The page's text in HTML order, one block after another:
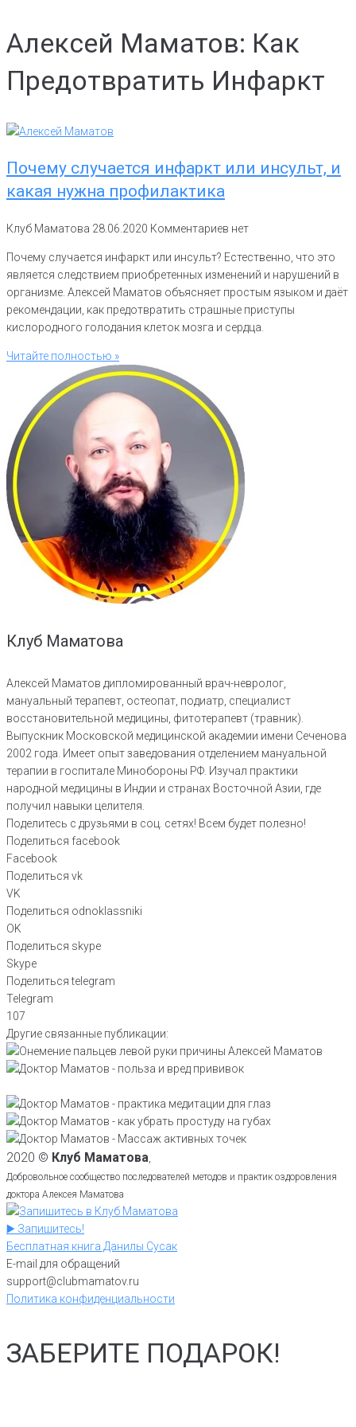
Алексей Маматов: Как
Предотвратить Инфаркт
Почему случается инфаркт или инсульт, и
какая нужна профилактика
Клуб Маматова 28.06.2020 Комментариев нет
Почему случается инфаркт или инсульт? Естественно, что это
является следствием приобретенных изменений и нарушений в
организме. Алексей Маматов объясняет простым языком и даёт
рекомендации, как предотвратить страшные приступы
кислородного голодания клеток мозга и сердца.
Читайте полностью »
Клуб Маматова
Алексей Маматов дипломированный врач-невролог,
мануальный терапевт, остеопат, подиатр, специалист
восстановительной медицины, фитотерапевт (травник).
Выпускник Московской медицинской академии имени Сеченова
2002 года. Имеет опыт заведования отделением мануальной
терапии в госпитале Минобороны РФ. Изучал практики
народной медицины в Индии и странах Восточной Азии, где
получил навыки целителя.
Поделитесь с друзьями в соц. сетях! Всем будет полезно!
Поделиться facebook
Facebook
Поделиться vk
VK
Поделиться odnoklassniki
OK
Поделиться skype
Skype
Поделиться telegram
Telegram
107
Другие связанные публикации:
2020 © Клуб Маматова
Добровольное сообщество последователей методов и практик оздоровления
доктора Алексея Маматова
▶️ Запишитесь!
Бесплатная книга Данилы Сусак
E-mail для обращений
support@clubmamatov.ru
Политика конфиденциальности
ЗАБЕРИТЕ ПОДАРОК!